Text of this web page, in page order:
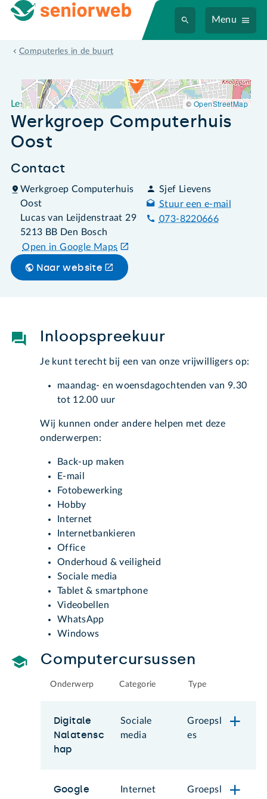
Menu
Computerles in de buurt
Leslocatie Werkgroep Computerhuis Oost
Leslocatie
Werkgroep Computerhuis
Oost
Contact
Werkgroep Computerhuis
Oost
Lucas van Leijdenstraat 29
5213 BB Den Bosch
Open in Google Maps
Sjef Lievens
Stuur een e-mail
073-8220666
Naar website
©OpenStreetMap
Inloopspreekuur
Je kunt terecht bij een van onze vrijwilligers op:
maandag- en woensdagochtenden van 9.30
tot 12.00 uur
Wij kunnen onder andere helpen met deze
onderwerpen:
Back-up maken
E-mail
Fotobewerking
Hobby
Internet
Internetbankieren
Office
Onderhoud & veiligheid
Sociale media
Tablet & smartphone
Videobellen
WhatsApp
Windows
Computercursussen
Onderwerp Categorie Type
Digitale
Nalatensc
hap
Sociale
media
Groepsl
es
Google
Internet
Groepsl